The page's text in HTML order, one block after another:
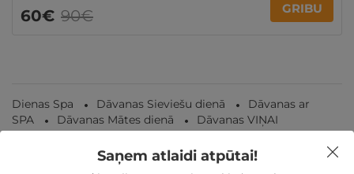
60€ 90€ GRIBU
Dienas Spa Dāvanas Sieviešu dienā
Dāvanas ar
SPA
Dāvanas Mātes dienā Dāvanas VIŅAI
Saņem atlaidi atpūtai!